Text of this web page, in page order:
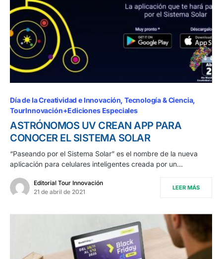
Día de la Creatividad e Innovación Tecnología & Ciencia
TourInnovación+Ediciones Especiales
ASTRÓNOMOS UV CREAN APP PARA
CONOCER EL SISTEMA SOLAR
“Paseando por el Sistema Solar” es el nombre de la nueva
aplicación para celulares inteligentes creada por un…
Editorial Tour Innovación
21 de abril de 2021
LEER MÁS